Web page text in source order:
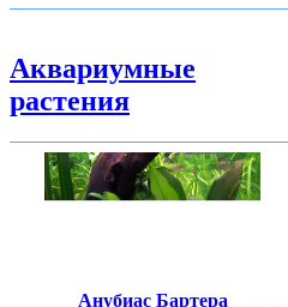
Аквариумные
растения
Анубиас Бартера